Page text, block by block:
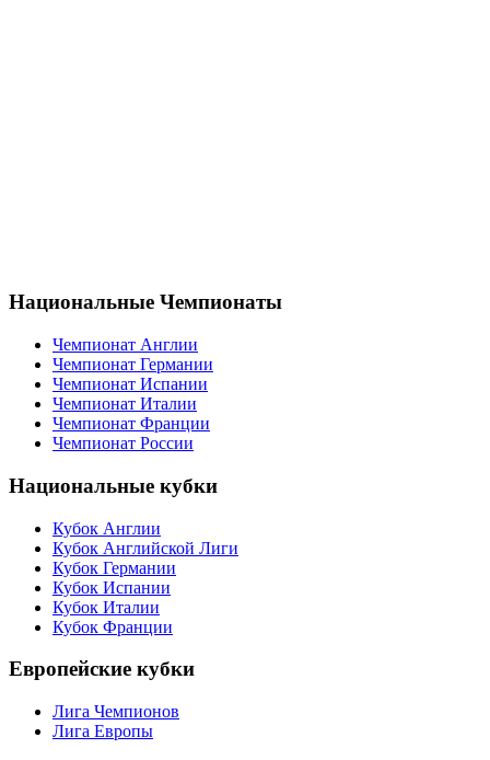
Национальные Чемпионаты
Чемпионат Англии
Чемпионат Германии
Чемпионат Испании
Чемпионат Италии
Чемпионат Франции
Чемпионат России
Национальные кубки
Кубок Англии
Кубок Английской Лиги
Кубок Германии
Кубок Испании
Кубок Италии
Кубок Франции
Европейские кубки
Лига Чемпионов
Лига Европы